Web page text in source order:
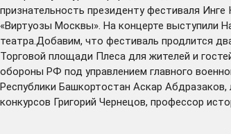
признательность президенту фестиваля
«Виртуозы Москвы». На концерте выступили
театра.Добавим, что фестиваль продлится
Торговой площади Плеса для жителей и
обороны РФ под управлением главного
Республики Башкортостан Аскар
конкурсов Григорий Чернецов, профессор